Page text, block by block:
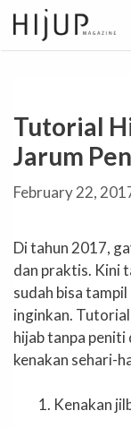
Skip
to
content
Tutorial
Jarum
February 22,
Di tahun 2017,
dan praktis. Kini
sudah bisa
inginkan.
hijab tanpa peniti
kenakan sehari-
1. Kenakan